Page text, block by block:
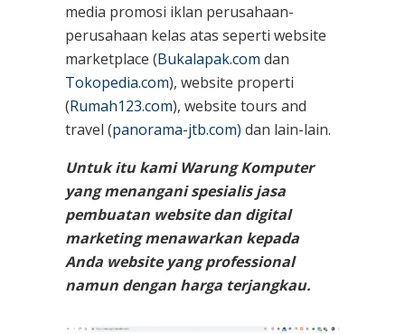
media promosi iklan perusahaan-
perusahaan kelas atas seperti website
marketplace (Bukalapak.com dan
Tokopedia.com), website properti
(Rumah123.com), website tours and
travel (panorama-jtb.com) dan lain-lain.
Untuk itu kami Warung Komputer
yang menangani spesialis jasa
pembuatan website dan digital
marketing menawarkan kepada
Anda website yang professional
namun dengan harga terjangkau.